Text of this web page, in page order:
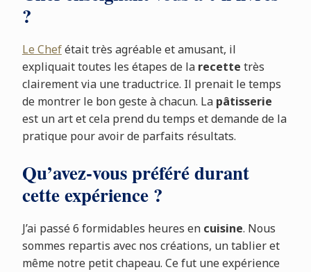
?
Le Chefétait très agréable et amusant, il
expliquait toutes les étapes de la recette très
clairement via une traductrice. Il prenait le temps
de montrer le bon geste à chacun. La pâtisserie
est un art et cela prend du temps et demande de la
pratique pour avoir de parfaits résultats.
Qu’avez-vous préféré durant
cette expérience ?
J’ai passé 6 formidables heures en cuisine. Nous
sommes repartis avec nos créations, un tablier et
même notre petit chapeau. Ce fut une expérience